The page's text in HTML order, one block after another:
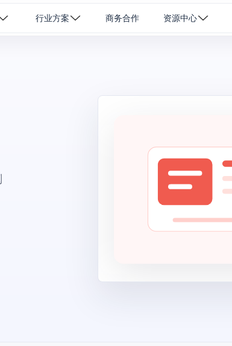
行业方案 商务合作 资源中心